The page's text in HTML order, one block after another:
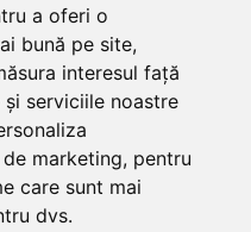
a oferi o
bună pe site,
interesul față
serviciile noastre
marketing, pentru
care sunt mai
dvs.
13176/1991